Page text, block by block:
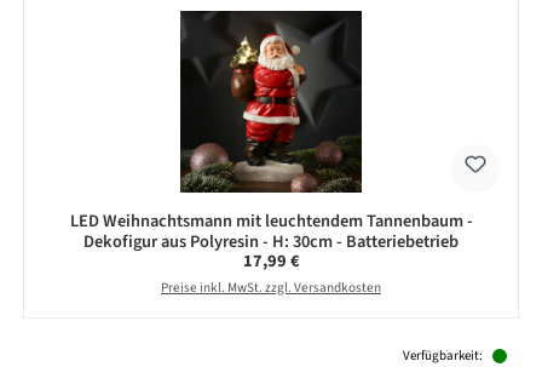
LED Weihnachtsmann mit leuchtendem Tannenbaum -
Dekofigur aus Polyresin - H: 30cm - Batteriebetrieb
Regulärer Preis:
17,99 €
Preise inkl. MwSt. zzgl. Versandkosten
Verfügbarkeit: